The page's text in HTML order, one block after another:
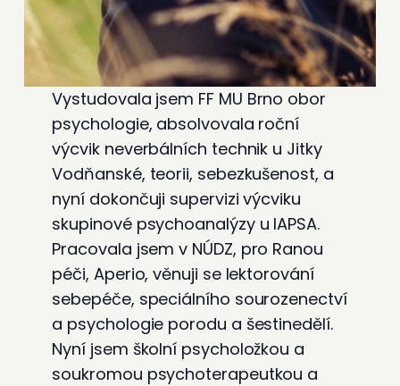
Vystudovala jsem FF MU Brno obor
psychologie, absolvovala roční
výcvik neverbálních technik u Jitky
Vodňanské, teorii, sebezkušenost, a
nyní dokončuji supervizi výcviku
skupinové psychoanalýzy u IAPSA.
Pracovala jsem v NÚDZ, pro Ranou
péči, Aperio, věnuji se lektorování
sebepéče, speciálního sourozenectví
a psychologie porodu a šestinedělí.
Nyní jsem školní psycholožkou a
soukromou psychoterapeutkou a